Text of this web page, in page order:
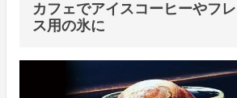
カフェでアイスコーヒーやフ
ス用の氷に